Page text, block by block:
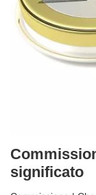
significato